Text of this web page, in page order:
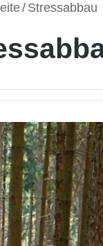
/ Stressabbau